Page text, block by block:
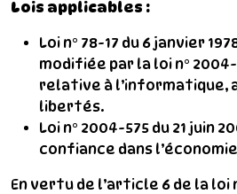
Lois applicables :
Loi n° 78-17 du 6 janvier
modifiée par la loi n°
relative à l’informatique,
libertés.
Loi n° 2004-575 du 21 juin
confiance dans
En vertu de l’article 6 de la loi